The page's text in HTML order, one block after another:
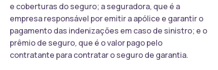
e coberturas do seguro; a seguradora, que é a
empresa responsável por emitir a apólice e garantir o
pagamento das indenizações em caso de sinistro; e o
prêmio de seguro, que é o valor pago pelo
contratante para contratar o seguro de garantia.